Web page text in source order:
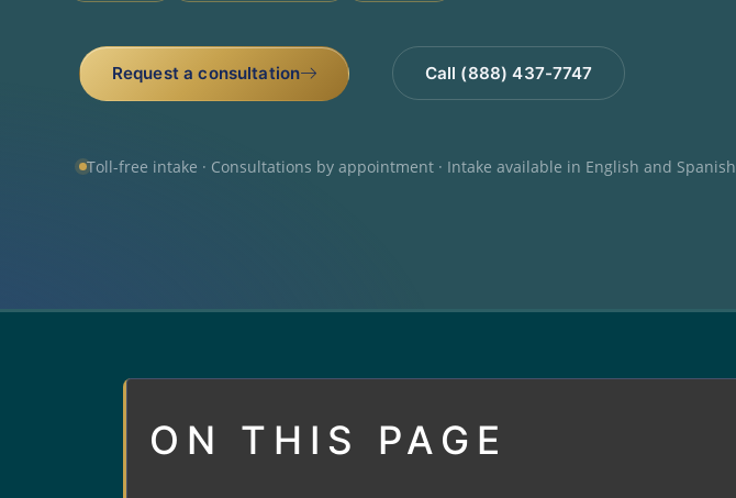
Request a consultation Call (888) 437-7747
Toll-free intake · Consultations by appointment · Intake available in English and Spanish
ON THIS PAGE